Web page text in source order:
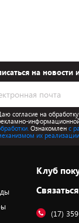
на новости
согласие на
Ознакомлен с
их
Клуб
(17)